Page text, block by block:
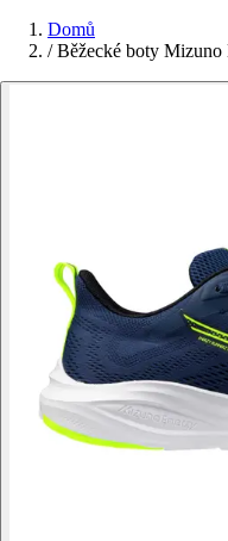
Domů
/ Běžecké boty Mizuno